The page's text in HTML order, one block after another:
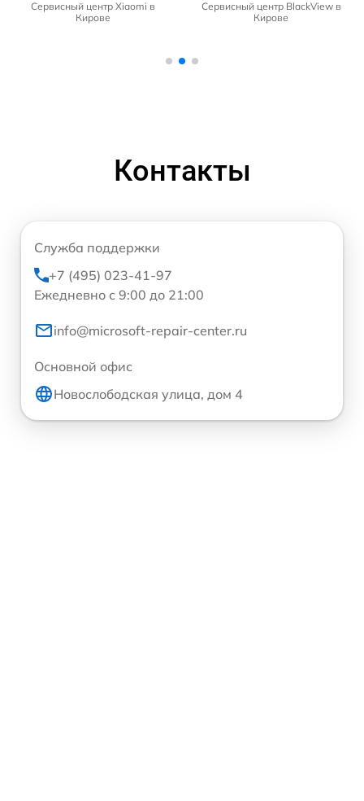
Сервисный центр Xiaomi в
Кирове
Сервисный центр BlackView в
Кирове
Контакты
Служба поддержки
+7 (495) 023-41-97
Ежедневно с 9:00 до 21:00
info@microsoft-repair-center.ru
Основной офис
Новослободская улица, дом 4